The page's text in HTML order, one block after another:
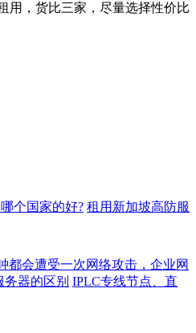
用，货比三家，尽量选择性价比
个国家的好? 租用新加坡高防服
都会遭受一次网络攻击，企业网
器的区别 IPLC专线节点、直